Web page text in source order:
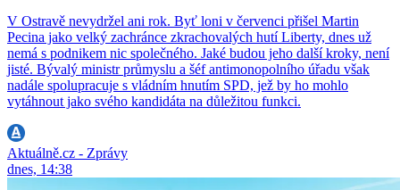
V Ostravě nevydržel ani rok. Byť loni v červenci přišel Martin
Pecina jako velký zachránce zkrachovalých hutí Liberty, dnes už
nemá s podnikem nic společného. Jaké budou jeho další kroky, není
jisté. Bývalý ministr průmyslu a šéf antimonopolního úřadu však
nadále spolupracuje s vládním hnutím SPD, jež by ho mohlo
vytáhnout jako svého kandidáta na důležitou funkci.
Aktuálně.cz - Zprávy
dnes, 14:38